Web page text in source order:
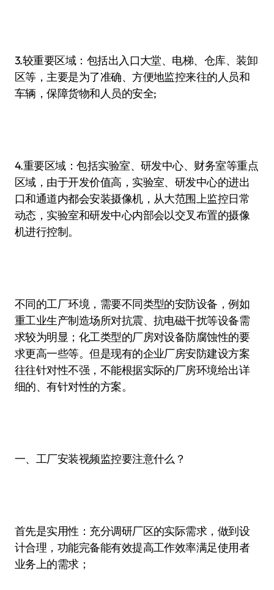
3.较重要区域：包括出入口大堂、电梯、仓库、装卸
区等，主要是为了准确、方便地监控来往的人员和
车辆，保障货物和人员的安全;
4.重要区域：包括实验室、研发中心、财务室等重点
区域，由于开发价值高，实验室、研发中心的进出
口和通道内都会安装摄像机，从大范围上监控日常
动态，实验室和研发中心内部会以交叉布置的摄像
机进行控制。
不同的工厂环境，需要不同类型的安防设备，例如
重工业生产制造场所对抗震、抗电磁干扰等设备需
求较为明显；化工类型的厂房对设备防腐蚀性的要
求更高一些等。但是现有的企业厂房安防建设方案
往往针对性不强，不能根据实际的厂房环境给出详
细的、有针对性的方案。
一、工厂安装视频监控要注意什么？
首先是实用性：充分调研厂区的实际需求，做到设
计合理，功能完备能有效提高工作效率满足使用者
业务上的需求；